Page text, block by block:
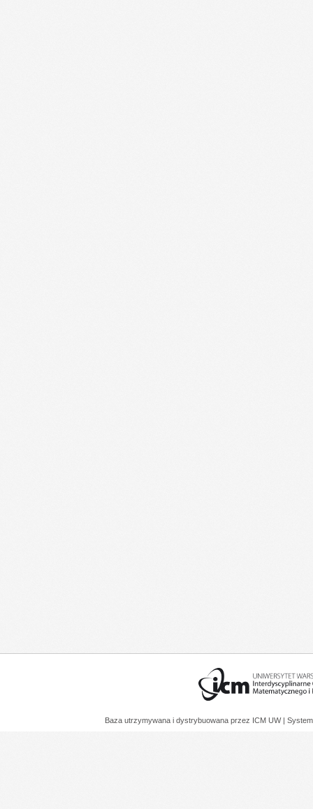
Baza utrzymywana i dystrybuowana przez ICM UW |